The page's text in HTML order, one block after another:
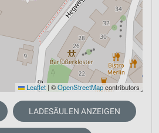
Leaflet | ©OpenStreetMapcontributors
LADESÄULEN ANZEIGEN